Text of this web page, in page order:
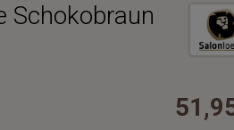
Schokobraun